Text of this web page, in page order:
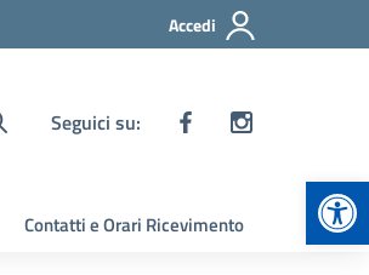
Accedi
Seguici su:
Contatti e Orari Ricevimento